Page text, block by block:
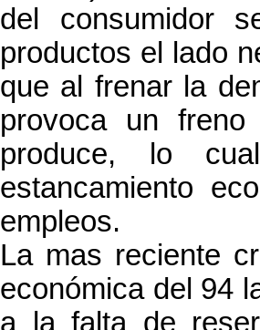
del consumidor
productos el lado
que al frenar la
provoca un
produce, lo
estancamiento
empleos.
La mas reciente
económica del 94
a la falta de